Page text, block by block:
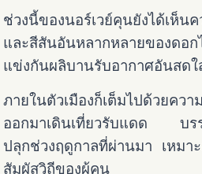
ช่วงนี้ของนอร์เวย์คุนยังได้เห็น
และสีสันอันหลากหลายของดอ
แข่งกันผลิบานรับอากาศอันสดใ
ภายในตัวเมืองก็เต็มไปด้วยคว
ออกมาเดินเที่ยวรับแดด บรร
ปลุกช่วงฤดูกาลที่ผ่านมา เหมา
สัมผัสวิถีของผู้คน